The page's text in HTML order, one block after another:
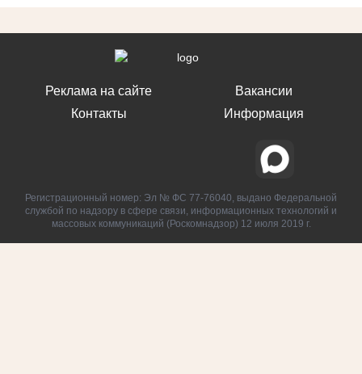
Реклама на сайте
Контакты
Вакансии
Информация
Регистрационный номер: Эл № ФС 77-76040, выдано Федеральной
службой по надзору в сфере связи, информационных технологий и
массовых коммуникаций (Роскомнадзор) 12 июля 2019 г.